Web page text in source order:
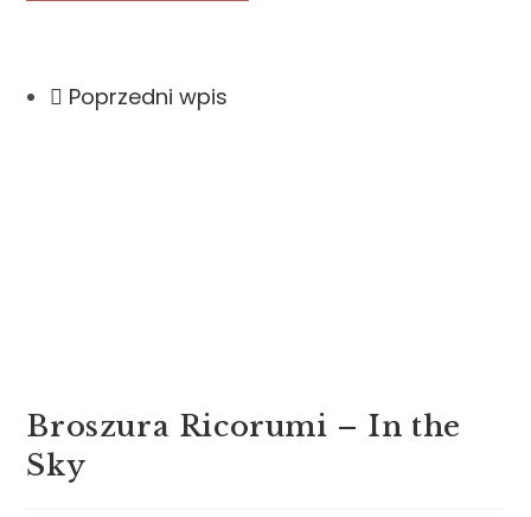
Poprzedni wpis
Broszura Ricorumi – In the
Sky